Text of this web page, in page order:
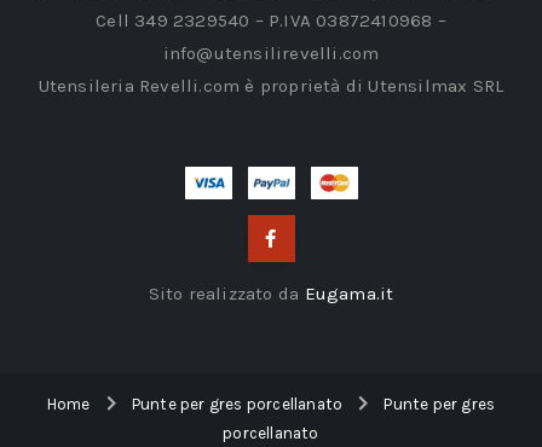
Cell 349 2329540 – P.IVA 03872410968 –
info@utensilirevelli.com
Utensileria Revelli.com è proprietà di Utensilmax SRL
Sito realizzato da Eugama.it
Home Punte per gres porcellanato
Punte per gres
porcellanato